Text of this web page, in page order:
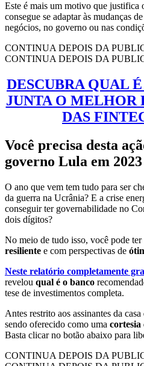
Este é mais um motivo que justifica
consegue se adaptar às mudanças
negócios, no governo ou nas
CONTINUA DEPOIS DA
CONTINUA DEPOIS DA
DESCUBRA QUAL
JUNTA O MELHOR
DAS
Você precisa desta
governo Lula em 2023
O ano que vem tem tudo para ser
da guerra na Ucrânia? E a crise
conseguir ter governabilidade no
dois dígitos?
No meio de tudo isso, você pode ter
resiliente e com perspectivas de
Neste relatório completamente
revelou qual é o banco
tese de investimentos completa.
Antes restrito aos assinantes da
sendo oferecido como uma cortesia
Basta clicar no botão abaixo para
CONTINUA DEPOIS DA